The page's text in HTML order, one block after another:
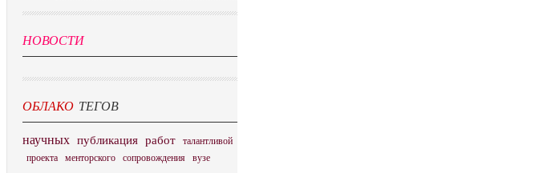
НОВОСТИ
ОБЛАКО ТЕГОВ
научных публикация работ талантливой
проекта менторского сопровождения вузе